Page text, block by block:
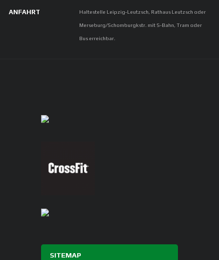
ANFAHRT Haltestelle Leipzig-Leutzsch, Rathaus Leutzsch oder
Merseburg/Schomburgkstr. mit S-Bahn, Tram oder
Bus erreichbar.
SITEMAP